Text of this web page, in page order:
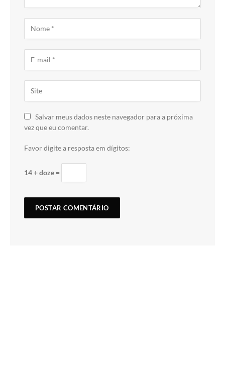
Salvar meus dados neste navegador para a próxima
vez que eu comentar.
Favor digite a resposta em dígitos:
14 + doze =